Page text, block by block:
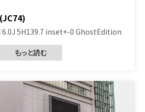
5H139.7 inset+-0 GhostEdition
もっと読む